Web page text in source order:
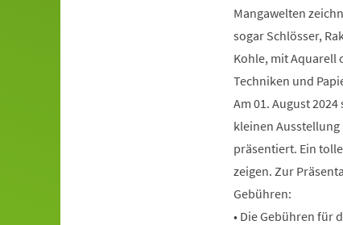
Mangawelten
sogar Schlösser,
Kohle, mit Aquarell
Techniken und
Am 01. August
kleinen Ausstellung
präsentiert. Ein
zeigen. Zur
Gebühren:
• Die Gebühren für